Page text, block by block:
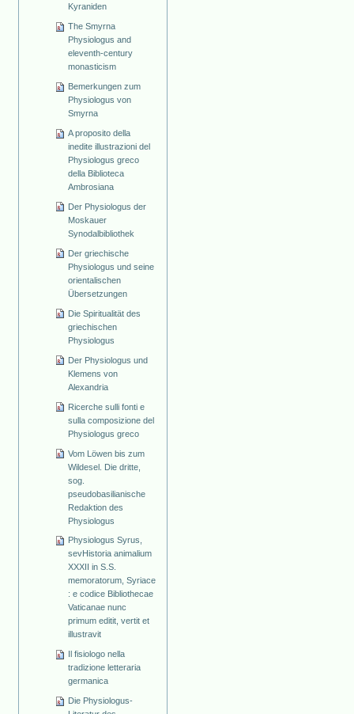
Kyraniden
The Smyrna
Physiologus and
eleventh-century
monasticism
Bemerkungen zum
Physiologus von
Smyrna
A proposito della
inedite illustrazioni del
Physiologus greco
della Biblioteca
Ambrosiana
Der Physiologus der
Moskauer
Synodalbibliothek
Der griechische
Physiologus und seine
orientalischen
Übersetzungen
Die Spiritualität des
griechischen
Physiologus
Der Physiologus und
Klemens von
Alexandria
Ricerche sulli fonti e
sulla composizione del
Physiologus greco
Vom Löwen bis zum
Wildesel. Die dritte,
sog.
pseudobasilianische
Redaktion des
Physiologus
Physiologus Syrus,
sevHistoria animalium
XXXII in S.S.
memoratorum, Syriace
: e codice Bibliothecae
Vaticanae nunc
primum editit, vertit et
illustravit
Il fisiologo nella
tradizione letteraria
germanica
Die Physiologus-